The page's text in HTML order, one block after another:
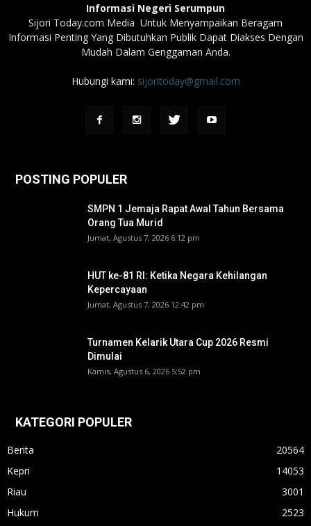
Informasi Negeri Serumpun
Sijori Today.com Media Untuk Menyampaikan Beragam
Informasi Penting Yang Dibutuhkan Publik Dapat Diakses Dengan
Mudah Dalam Genggaman Anda.
Hubungi kami: sijoritoday@gmail.com
POSTING POPULER
SMPN 1 Jemaja Rapat Awal Tahun Bersama
Orang Tua Murid ‎
Jumat, Agustus 7, 2026 6:12 pm
HUT ke-81 RI: Ketika Negara Kehilangan
Kepercayaan
Jumat, Agustus 7, 2026 12:42 pm
Turnamen Kelarik Utara Cup 2026 Resmi
Dimulai
Kamis, Agustus 6, 2026 5:52 pm
KATEGORI POPULER
Berita
20564
Kepri
14053
Riau
3001
Hukum
2523